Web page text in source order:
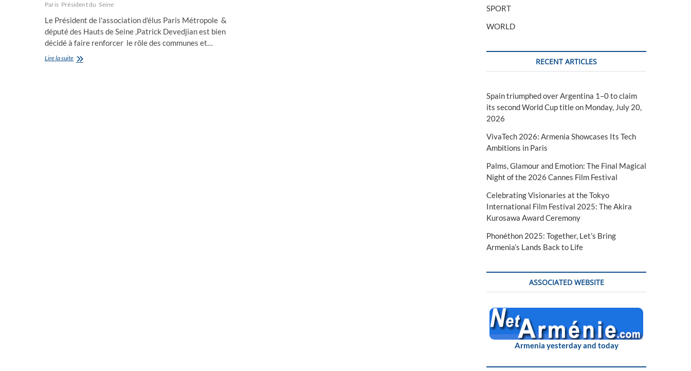
Paris Président du Seine
Le Président de l'association d'élus Paris Métropole &
député des Hauts de Seine ,Patrick Devedjian est bien
décidé à faire renforcer le rôle des communes et…
Lire la suitePatrick
SPORT
WORLD
RECENT ARTICLES
Spain triumphed over Argentina 1–0 to claim
its second World Cup title on Monday, July 20,
2026
VivaTech 2026: Armenia Showcases Its Tech
Ambitions in Paris
Palms, Glamour and Emotion: The Final Magical
Night of the 2026 Cannes Film Festival
Celebrating Visionaries at the Tokyo
International Film Festival 2025: The Akira
Kurosawa Award Ceremony
Phonéthon 2025: Together, Let’s Bring
Armenia’s Lands Back to Life
ASSOCIATED WEBSITE
Armenia yesterday and today